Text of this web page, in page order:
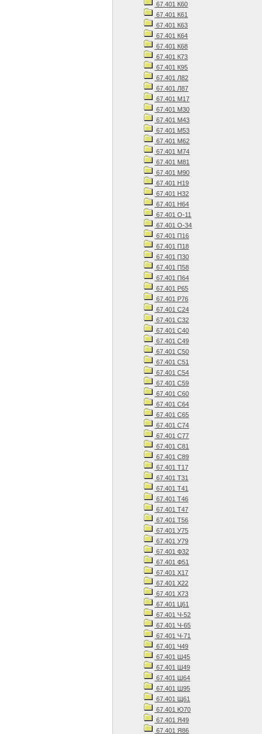
67.401 К60
67.401 К61
67.401 К63
67.401 К64
67.401 К68
67.401 К73
67.401 К95
67.401 Л82
67.401 Л87
67.401 М17
67.401 М30
67.401 М43
67.401 М53
67.401 М62
67.401 М74
67.401 М81
67.401 М90
67.401 Н19
67.401 Н32
67.401 Н64
67.401 О-11
67.401 О-34
67.401 П16
67.401 П18
67.401 П30
67.401 П58
67.401 П64
67.401 Р65
67.401 Р76
67.401 С24
67.401 С32
67.401 С40
67.401 С49
67.401 С50
67.401 С51
67.401 С54
67.401 С59
67.401 С60
67.401 С64
67.401 С65
67.401 С74
67.401 С77
67.401 С81
67.401 С89
67.401 Т17
67.401 Т31
67.401 Т41
67.401 Т46
67.401 Т47
67.401 Т56
67.401 У75
67.401 У79
67.401 Ф32
67.401 Ф51
67.401 Х17
67.401 Х22
67.401 Х73
67.401 Ц61
67.401 Ч-52
67.401 Ч-65
67.401 Ч-71
67.401 Ч49
67.401 Ш45
67.401 Ш49
67.401 Ш64
67.401 Ш95
67.401 Щ61
67.401 Ю70
67.401 Я49
67.401 Я86